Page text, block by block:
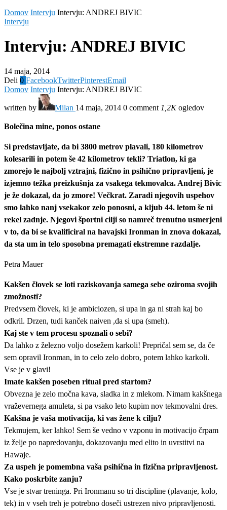
Domov Intervju Intervju: ANDREJ BIVIC
Intervju
Intervju: ANDREJ BIVIC
14 maja, 2014
Deli 0 FacebookTwitterPinterestEmail
Domov Intervju Intervju: ANDREJ BIVIC
written by Milan 14 maja, 2014 0 comment 1,2Kogledov
Bolečina mine, ponos ostane
Si predstavljate, da bi 3800 metrov plavali, 180 kilometrov
kolesarili in potem še 42 kilometrov tekli? Triatlon, ki ga
zmorejo le najbolj vztrajni, fizično in psihično pripravljeni, je
izjemno težka preizkušnja za vsakega tekmovalca. Andrej Bivic
je že dokazal, da jo zmore! Večkrat. Zaradi njegovih uspehov
smo lahko nanj vsekakor zelo ponosni, a kljub 44. letom še ni
rekel zadnje. Njegovi športni cilji so namreč trenutno usmerjeni
v to, da bi se kvalificiral na havajski Ironman in znova dokazal,
da sta um in telo sposobna premagati ekstremne razdalje.
Petra Mauer
Kakšen človek se loti raziskovanja samega sebe oziroma svojih
zmožnosti?
Predvsem človek, ki je ambiciozen, si upa in ga ni strah kaj bo
odkril. Drzen, tudi kanček naiven ,da si upa (smeh).
Kaj ste v tem procesu spoznali o sebi?
Da lahko z železno voljo dosežem karkoli! Prepričal sem se, da če
sem opravil Ironman, in to celo zelo dobro, potem lahko karkoli.
Vse je v glavi!
Imate kakšen poseben ritual pred startom?
Obvezna je zelo močna kava, sladka in z mlekom. Nimam kakšnega
vraževernega amuleta, si pa vsako leto kupim nov tekmovalni dres.
Kakšna je vaša motivacija, ki vas žene k cilju?
Tekmujem, ker lahko! Sem še vedno v vzponu in motivacijo črpam
iz želje po napredovanju, dokazovanju med elito in uvrstitvi na
Hawaje.
Za uspeh je pomembna vaša psihična in fizična pripravljenost.
Kako poskrbite zanju?
Vse je stvar treninga. Pri Ironmanu so tri discipline (plavanje, kolo,
tek) in v vseh treh je potrebno doseči ustrezen nivo pripravljenosti.